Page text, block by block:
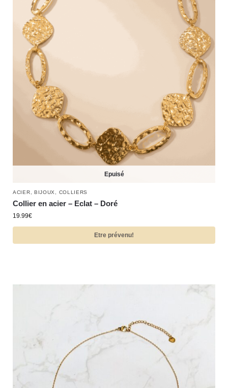
Epuisé
ACIER BIJOUX COLLIERS
Collier en acier – Eclat – Doré
19.99€
Etre prévenu!